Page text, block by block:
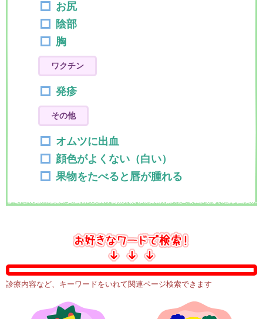
お尻
陰部
胸
ワクチン
発疹
その他
オムツに出血
顔色がよくない（白い）
果物をたべると唇が腫れる
診療内容など、キーワードをいれて関連ページ検索できます